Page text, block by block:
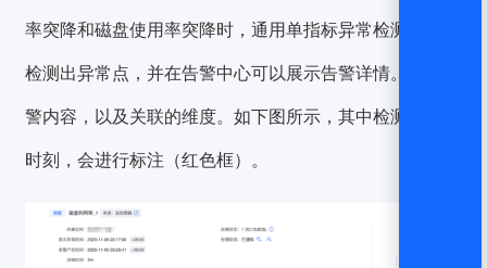
率突降和磁盘使用率突降时，通用单指标异常检测算法可
检测出异常点 ，并在告警中心可以展示告警详情。包括告
警内容，以及关联的维度。如下图所示，其中检测出异常
时刻，会进行标注（红色框）。